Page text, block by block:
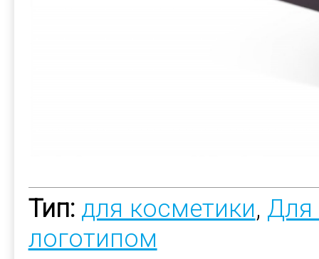
Тип: для косметики, Для
логотипом